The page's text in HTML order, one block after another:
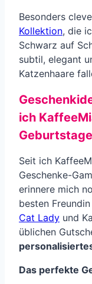
Besonders
Kollektion, die
Schwarz auf
subtil, elegant
Katzenhaare
ich
Seit ich
Geschenke-
erinnere mich
besten
Cat Lady und
üblichen
Das perfekte